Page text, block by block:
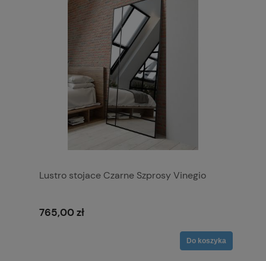
Lustro stojace Czarne Szprosy Vinegio
765,00 zł
Do koszyka